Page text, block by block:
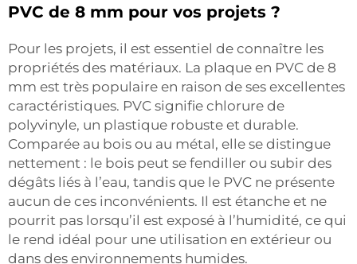
PVC de 8 mm pour vos projets ?
Pour les projets, il est essentiel de connaître les
propriétés des matériaux. La plaque en PVC de 8
mm est très populaire en raison de ses excellentes
caractéristiques. PVC signifie chlorure de
polyvinyle, un plastique robuste et durable.
Comparée au bois ou au métal, elle se distingue
nettement : le bois peut se fendiller ou subir des
dégâts liés à l’eau, tandis que le PVC ne présente
aucun de ces inconvénients. Il est étanche et ne
pourrit pas lorsqu’il est exposé à l’humidité, ce qui
le rend idéal pour une utilisation en extérieur ou
dans des environnements humides.